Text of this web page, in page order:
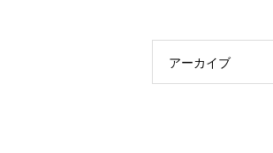
アーカイブ